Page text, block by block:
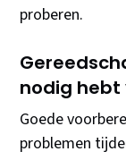
proberen.
nodig hebt
Goede
problemen